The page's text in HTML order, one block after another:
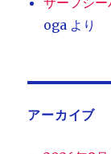
oga より
アーカイブ